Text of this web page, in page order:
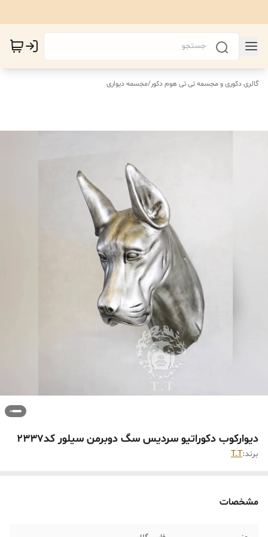
گالری دکوری و مجسمه تی تی هوم دکور/مجسمه دیواری
دیوارکوب دکوراتیو سردیس سگ دوبرمن سیلور کد۲۳۳۷
برند:T.T
مشخصات